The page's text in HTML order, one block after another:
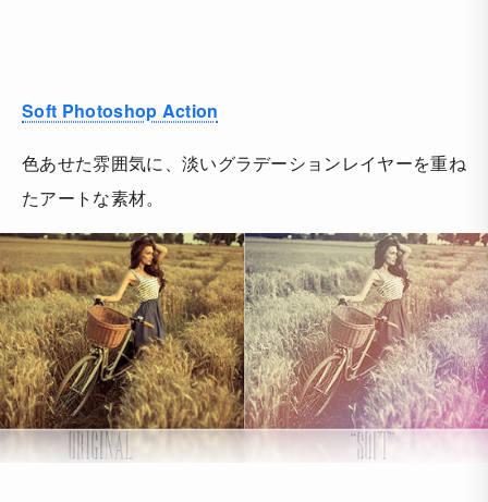
Soft Photoshop Action
色あせた雰囲気に、淡いグラデーションレイヤーを重ね
たアートな素材。